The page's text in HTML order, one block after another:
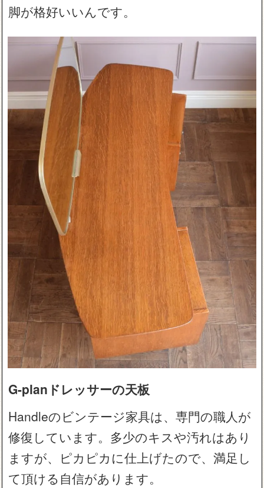
脚が格好いいんです。
G-planドレッサーの天板
Handleのビンテージ家具は、専門の職人が
修復しています。多少のキスや汚れはあり
ますが、ピカピカに仕上げたので、満足し
て頂ける自信があります。